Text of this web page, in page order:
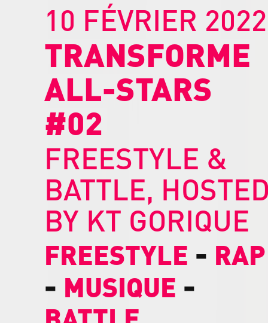
10 FÉVRIER 2022
TRANSFORME
ALL-STARS
#02
FREESTYLE &
BATTLE,
BY KT GORIQUE
FREESTYLE - RAP
- MUSIQUE -